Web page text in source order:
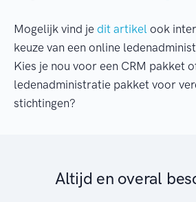
Mogelijk vind je dit artikel ook
keuze van een online
Kies je nou voor een CRM pakket
ledenadministratie pakket voor
stichtingen?
Altijd en overal